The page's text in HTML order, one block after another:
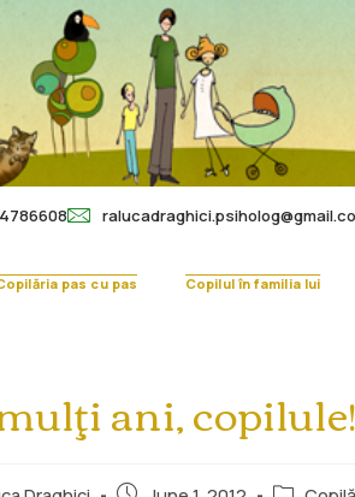
pas cu pas Copilul în familia lui
ani, copilule!